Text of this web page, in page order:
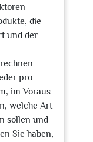
die
und der
pro
im Voraus
welche Art
sollen und
Sie haben,